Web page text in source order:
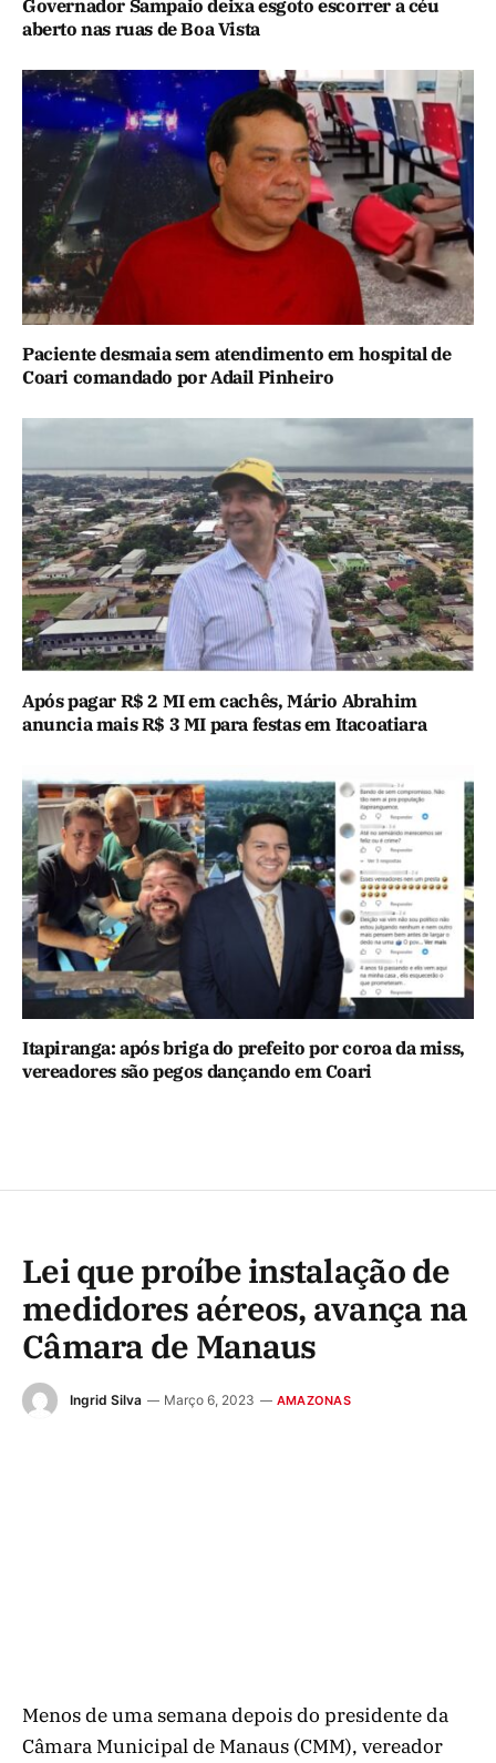
Governador Sampaio deixa esgoto escorrer a céu
aberto nas ruas de Boa Vista
Paciente desmaia sem atendimento em hospital de
Coari comandado por Adail Pinheiro
Após pagar R$ 2 MI em cachês, Mário Abrahim
anuncia mais R$ 3 MI para festas em Itacoatiara
Itapiranga: após briga do prefeito por coroa da miss,
vereadores são pegos dançando em Coari
Lei que proíbe instalação de
medidores aéreos, avança na
Câmara de Manaus
Ingrid Silva Março 6, 2023 AMAZONAS
Menos de uma semana depois do presidente da
Câmara Municipal de Manaus (CMM), vereador